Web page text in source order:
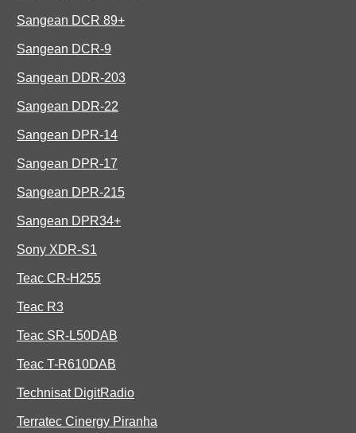
Sangean DCR 89+
Sangean DCR-9
Sangean DDR-203
Sangean DDR-22
Sangean DPR-14
Sangean DPR-17
Sangean DPR-215
Sangean DPR34+
Sony XDR-S1
Teac CR-H255
Teac R3
Teac SR-L50DAB
Teac T-R610DAB
Technisat DigitRadio
Terratec Cinergy Piranha